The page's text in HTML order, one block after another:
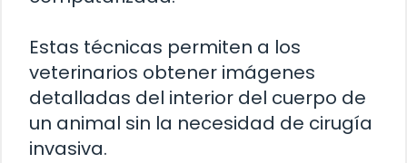
Estas técnicas permiten a los
veterinarios obtener imágenes
detalladas del interior del cuerpo de
un animal sin la necesidad de cirugía
invasiva.